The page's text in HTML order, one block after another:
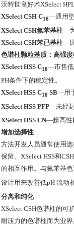
沃特世良好术XSelect
XSelect CSH C18—通用
XSelect CSH氟苯基柱—
XSelect CSH苯已基柱—
色谱柱颗粒基质：高强
XSelect HSS C18—市售低
PH条件下的稳定性。
XSelect HSS C18 SB—用
XSelect HSS PFP—未经
XSelect HSS CN—超高性
增加选择性
方法开发人员通常使用
保留。XSelect HSS和
的相互作用。与氟苯基
设计用来改善低pH 流动
分离和纯化
XSelect CSH色谱柱的
耐压力的色谱柱而为业